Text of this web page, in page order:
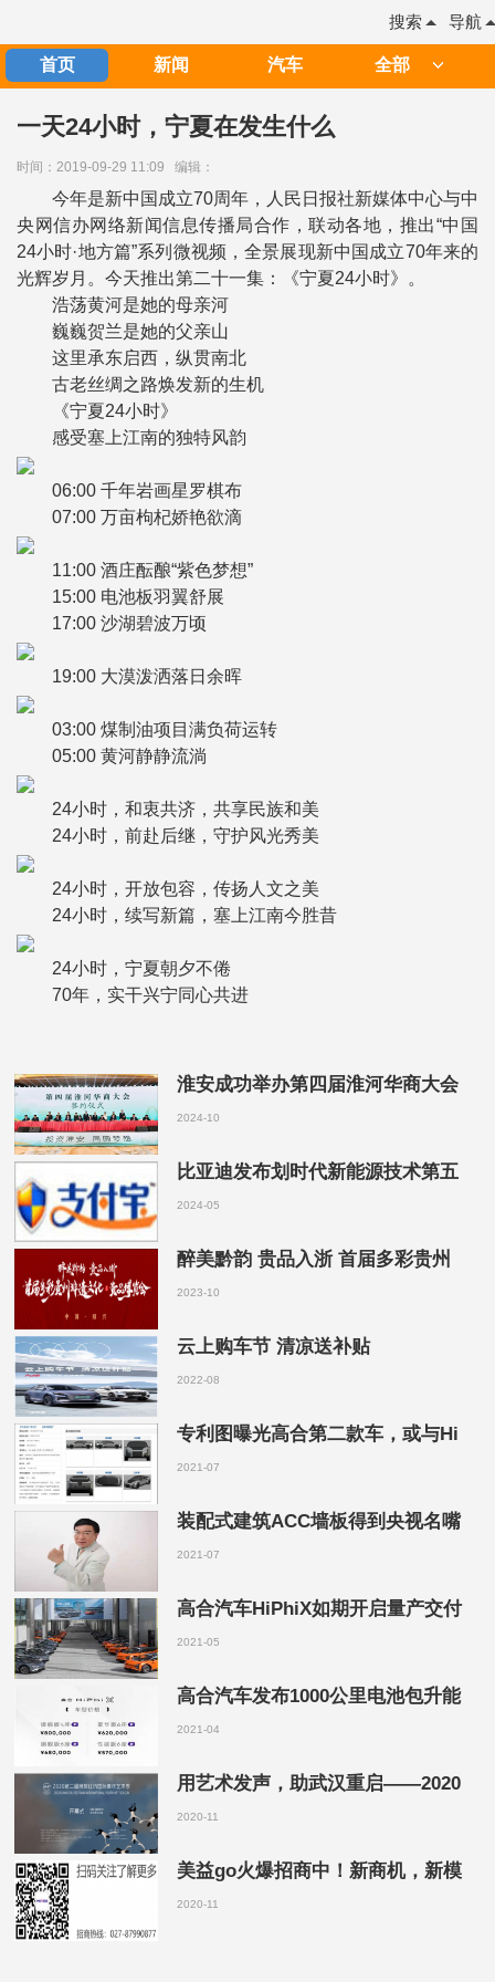
导航
搜索
首页 新闻 汽车 全部
一天24小时，宁夏在发生什么
时间：2019-09-29 11:09 编辑：
今年是新中国成立70周年，人民日报社新媒体中心与中
央网信办网络新闻信息传播局合作，联动各地，推出“中国
24小时·地方篇”系列微视频，全景展现新中国成立70年来的
光辉岁月。今天推出第二十一集：《宁夏24小时》。
浩荡黄河是她的母亲河
巍巍贺兰是她的父亲山
这里承东启西，纵贯南北
古老丝绸之路焕发新的生机
《宁夏24小时》
感受塞上江南的独特风韵
06:00 千年岩画星罗棋布
07:00 万亩枸杞娇艳欲滴
11:00 酒庄酝酿“紫色梦想”
15:00 电池板羽翼舒展
17:00 沙湖碧波万顷
19:00 大漠泼洒落日余晖
03:00 煤制油项目满负荷运转
05:00 黄河静静流淌
24小时，和衷共济，共享民族和美
24小时，前赴后继，守护风光秀美
24小时，开放包容，传扬人文之美
24小时，续写新篇，塞上江南今胜昔
24小时，宁夏朝夕不倦
70年，实干兴宁同心共进
淮安成功举办第四届淮河华商大会
2024-10
比亚迪发布划时代新能源技术第五
2024-05
醉美黔韵 贵品入浙 首届多彩贵州
2023-10
云上购车节 清凉送补贴
2022-08
专利图曝光高合第二款车，或与Hi
2021-07
装配式建筑ACC墙板得到央视名嘴
2021-07
高合汽车HiPhiX如期开启量产交付
2021-05
高合汽车发布1000公里电池包升能
2021-04
用艺术发声，助武汉重启——2020
2020-11
美益go火爆招商中！新商机，新模
2020-11